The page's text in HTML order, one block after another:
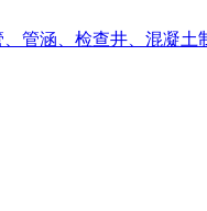
管涵、检查井、混凝土